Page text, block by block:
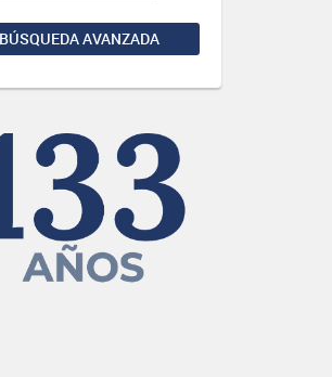
BÚSQUEDA AVANZADA